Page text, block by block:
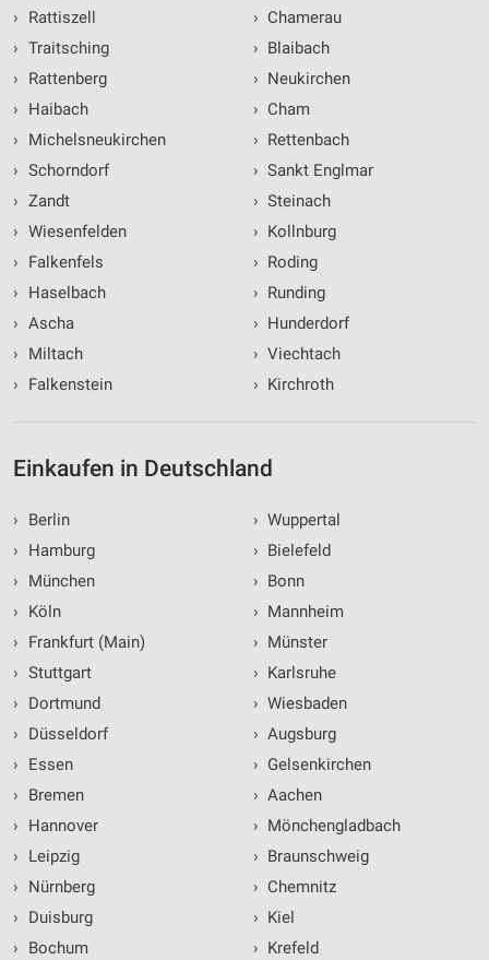
›
Rattiszell
› Traitsching
›
Rattenberg
›
Haibach
›
Michelsneukirchen
› Schorndorf
› Zandt
› Wiesenfelden
›
Falkenfels
›
Haselbach
› Ascha
›
Miltach
›
Falkenstein
› Chamerau
› Blaibach
› Neukirchen
› Cham
› Rettenbach
› Sankt Englmar
› Steinach
› Kollnburg
› Roding
› Runding
› Hunderdorf
› Viechtach
› Kirchroth
Einkaufen in Deutschland
›
Berlin
›
Hamburg
›
München
›
Köln
›
Frankfurt (Main)
› Stuttgart
›
Dortmund
›
Düsseldorf
›
Essen
›
Bremen
›
Hannover
›
Leipzig
›
Nürnberg
›
Duisburg
›
Bochum
› Wuppertal
› Bielefeld
› Bonn
› Mannheim
› Münster
› Karlsruhe
› Wiesbaden
› Augsburg
› Gelsenkirchen
› Aachen
› Mönchengladbach
› Braunschweig
› Chemnitz
› Kiel
› Krefeld